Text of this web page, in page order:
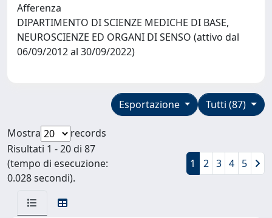
Afferenza
DIPARTIMENTO DI SCIENZE MEDICHE DI BASE,
NEUROSCIENZE ED ORGANI DI SENSO (attivo dal
06/09/2012 al 30/09/2022)
Tutti (87)
Esportazione
Mostra
records
Risultati 1 - 20 di 87
(tempo di esecuzione:
0.028 secondi).
1 2 3 4 5